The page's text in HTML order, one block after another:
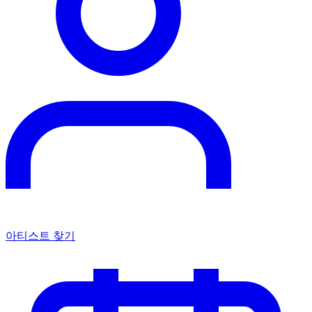
아티스트 찾기